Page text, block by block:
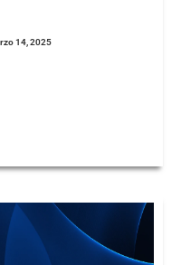
14, 2025